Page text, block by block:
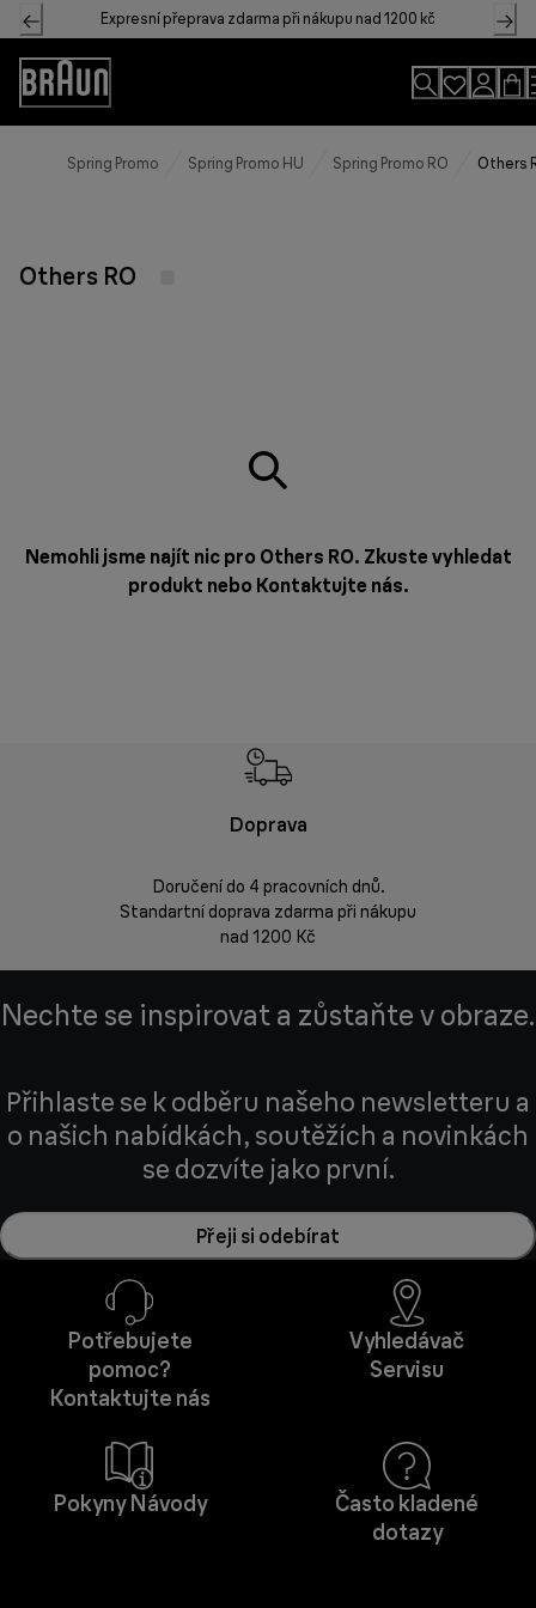
Skip
to
Content
Expresní přeprava zdarma při nákupu nad 1200 kč
Accessibility
Statement
Spring Promo Spring Promo HU Spring Promo RO Others
Others RO
Nemohli jsme najít nic pro Others RO. Zkuste vyhledat
produkt nebo Kontaktujte nás.
Doprava
Doručení do 4 pracovních dnů.
Standartní doprava zdarma při nákupu
nad 1200 Kč
Nechte se inspirovat a zůstaňte v obraze.
Přihlaste se k odběru našeho newsletteru a
o našich nabídkách, soutěžích a novinkách
se dozvíte jako první.
Přeji si odebírat
Potřebujete
pomoc?
Kontaktujte nás
Vyhledávač
Servisu
Pokyny Návody
Často kladené
dotazy